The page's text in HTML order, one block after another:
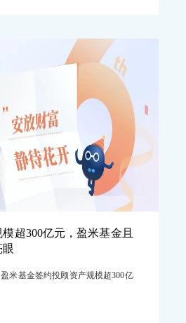
超300亿元，盈米基金且
眼
米基金签约投顾资产规模超300亿